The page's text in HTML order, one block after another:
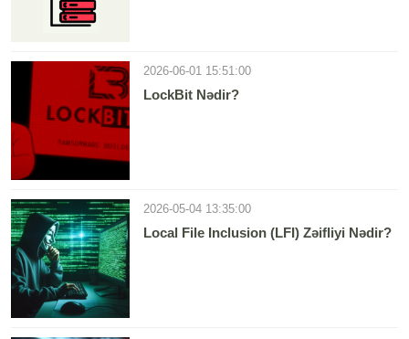
2026-06-01 15:51:00
LockBit Nədir?
2026-05-04 13:35:00
Local File Inclusion (LFI) Zəifliyi Nədir?